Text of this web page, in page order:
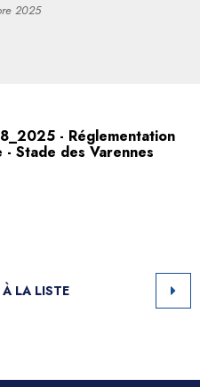
2025
- Réglementation
Stade des Varennes
À LA LISTE